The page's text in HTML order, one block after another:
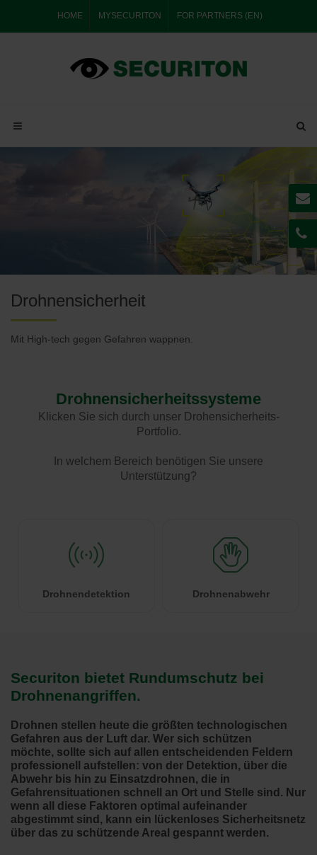
HOME MYSECURITON FOR PARTNERS (EN)
Drohnensicherheit
Mit High-tech gegen Gefahren wappnen.
Securiton bietet Rundumschutz bei
Drohnenangriffen.
Drohnen stellen heute die größten technologischen
Gefahren aus der Luft dar. Wer sich schützen
möchte, sollte sich auf allen entscheidenden Feldern
professionell aufstellen: von der Detektion, über die
Abwehr bis hin zu Einsatzdrohnen, die in
Gefahrensituationen schnell an Ort und Stelle sind. Nur
wenn all diese Faktoren optimal aufeinander
abgestimmt sind, kann ein lückenloses Sicherheitsnetz
über das zu schützende Areal gespannt werden.